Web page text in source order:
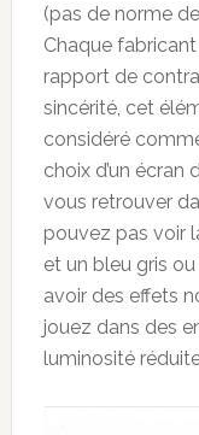
(pas de norme
Chaque
rapport de
sincérité, cet
considéré
choix d’un écran
vous retrouver
pouvez pas voir
et un bleu gris
avoir des effets
jouez dans des
luminosité